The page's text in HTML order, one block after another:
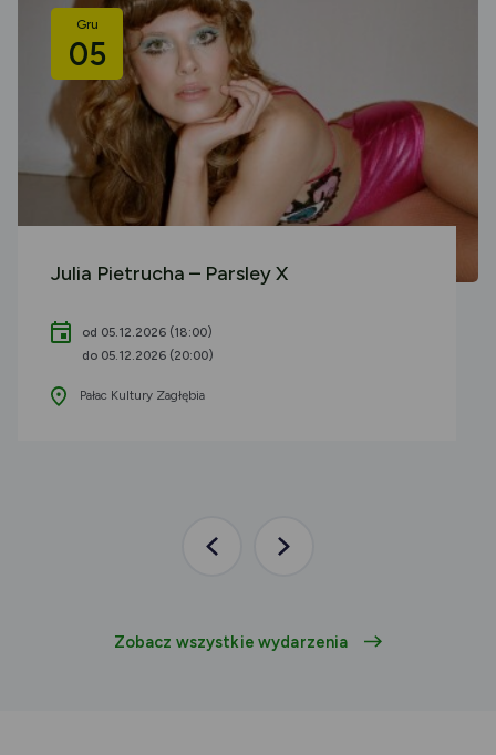
Gru
05
Julia Pietrucha – Parsley X
od 05.12.2026 (18:00)
do 05.12.2026 (20:00)
Pałac Kultury Zagłębia
PoprzedniaNastępna
Zobacz wszystkie wydarzenia